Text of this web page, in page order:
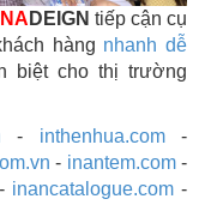
DEIGN tiếp cận cụ
hàng nhanh dễ
biệt cho thị trường
- inthenhua.com-
- inantem.com-
- inancatalogue.com -